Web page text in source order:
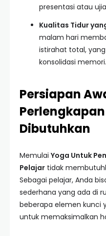
presentasi atau
Kualitas Tidur
malam hari
istirahat total,
konsolidasi memori.
Persiapan
Dibutuhkan
Memulai Yoga Untuk
Pelajar tidak
Sebagai pelajar, Anda
sederhana yang ada di
beberapa elemen kunci
untuk memaksimalkan